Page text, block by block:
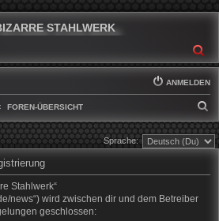
STAHLWERK
ANMELDEN
FOREN-ÜBERSICHT
U
C
Sprache:
Stahlwerk“
news“) wird zwischen dir und dem Betreiber
geschlossen: